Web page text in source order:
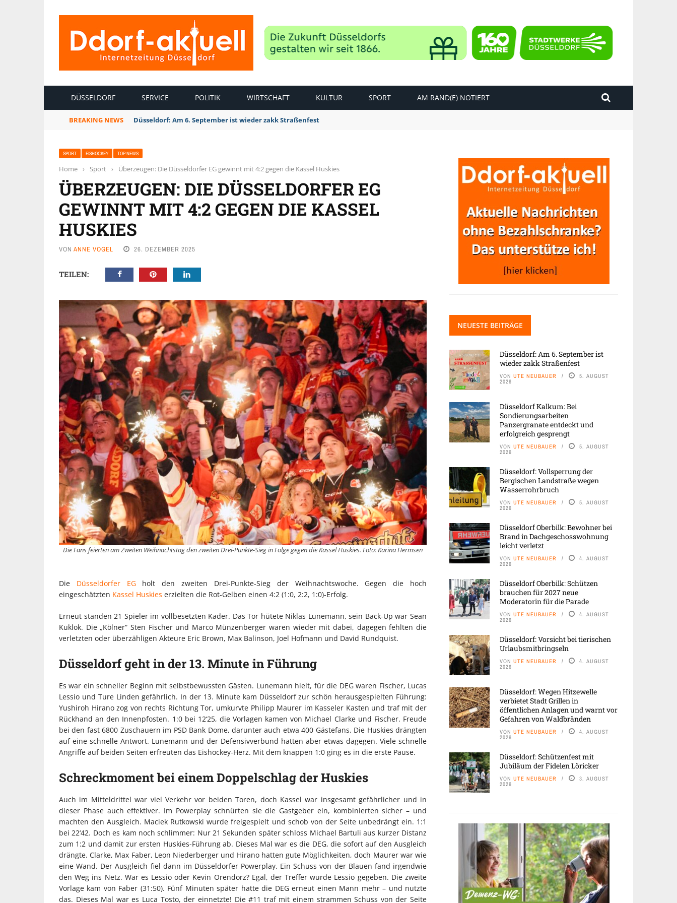
DÜSSELDORF SERVICE POLITIK WIRTSCHAFT KULTUR SPORT AM RAND(E) NOTIERT
BREAKING NEWS Düsseldorf: Am 6. September ist wieder zakk Straßenfest
SPORT EISHOCKEY TOP NEWS
Home › Sport › Überzeugen: Die Düsseldorfer EG gewinnt mit 4:2 gegen die Kassel Huskies
ÜBERZEUGEN: DIE DÜSSELDORFER EG
GEWINNT MIT 4:2 GEGEN DIE KASSEL
HUSKIES
VON ANNE VOGEL 26. DEZEMBER 2025
TEILEN:
Die Fans feierten am Zweiten Weihnachtstag den zweiten Drei-Punkte-Sieg in Folge gegen die Kassel Huskies. Foto: Karina Hermsen
Die Düsseldorfer EGholt den zweiten Drei-Punkte-Sieg der Weihnachtswoche. Gegen die hoch
eingeschätzten Kassel Huskies erzielten die Rot-Gelben einen 4:2 (1:0, 2:2, 1:0)-Erfolg.
Erneut standen 21 Spieler im vollbesetzten Kader. Das Tor hütete Niklas Lunemann, sein Back-Up war Sean
Kuklok. Die „Kölner“ Sten Fischer und Marco Münzenberger waren wieder mit dabei, dagegen fehlten die
verletzten oder überzähligen Akteure Eric Brown, Max Balinson, Joel Hofmann und David Rundquist.
Düsseldorf geht in der 13. Minute in Führung
Es war ein schneller Beginn mit selbstbewussten Gästen. Lunemann hielt, für die DEG waren Fischer, Lucas
Lessio und Ture Linden gefährlich. In der 13. Minute kam Düsseldorf zur schön herausgespielten Führung:
Yushiroh Hirano zog von rechts Richtung Tor, umkurvte Philipp Maurer im Kasseler Kasten und traf mit der
Rückhand an den Innenpfosten. 1:0 bei 12‘25, die Vorlagen kamen von Michael Clarke und Fischer. Freude
bei den fast 6800 Zuschauern im PSD Bank Dome, darunter auch etwa 400 Gästefans. Die Huskies drängten
auf eine schnelle Antwort. Lunemann und der Defensivverbund hatten aber etwas dagegen. Viele schnelle
Angriffe auf beiden Seiten erfreuten das Eishockey-Herz. Mit dem knappen 1:0 ging es in die erste Pause.
Schreckmoment bei einem Doppelschlag der Huskies
Auch im Mitteldrittel war viel Verkehr vor beiden Toren, doch Kassel war insgesamt gefährlicher und in
dieser Phase auch effektiver. Im Powerplay schnürten sie die Gastgeber ein, kombinierten sicher – und
machten den Ausgleich. Maciek Rutkowski wurde freigespielt und schob von der Seite unbedrängt ein. 1:1
bei 22‘42. Doch es kam noch schlimmer: Nur 21 Sekunden später schloss Michael Bartuli aus kurzer Distanz
zum 1:2 und damit zur ersten Huskies-Führung ab. Dieses Mal war es die DEG, die sofort auf den Ausgleich
drängte. Clarke, Max Faber, Leon Niederberger und Hirano hatten gute Möglichkeiten, doch Maurer war wie
eine Wand. Der Ausgleich fiel dann im Düsseldorfer Powerplay. Ein Schuss von der Blauen fand irgendwie
den Weg ins Netz. War es Lessio oder Kevin Orendorz? Egal, der Treffer wurde Lessio gegeben. Die zweite
Vorlage kam von Faber (31:50). Fünf Minuten später hatte die DEG erneut einen Mann mehr – und nutzte
das. Dieses Mal war es Luca Tosto, der einnetzte! Die #11 traf mit einem strammen Schuss von der Seite
NEUESTE BEITRÄGE
Düsseldorf: Am 6. September ist
wieder zakk Straßenfest
VON UTE NEUBAUER 5. AUGUST
2026
Düsseldorf Kalkum: Bei
Sondierungsarbeiten
Panzergranate entdeckt und
erfolgreich gesprengt
VON UTE NEUBAUER 5. AUGUST
2026
Düsseldorf: Vollsperrung der
Bergischen Landstraße wegen
Wasserrohrbruch
VON UTE NEUBAUER 5. AUGUST
2026
Düsseldorf Oberbilk: Bewohner bei
Brand in Dachgeschosswohnung
leicht verletzt
VON UTE NEUBAUER 4. AUGUST
2026
Düsseldorf Oberbilk: Schützen
brauchen für 2027 neue
Moderatorin für die Parade
VON UTE NEUBAUER 4. AUGUST
2026
Düsseldorf: Vorsicht bei tierischen
Urlaubsmitbringseln
VON UTE NEUBAUER 4. AUGUST
2026
Düsseldorf: Wegen Hitzewelle
verbietet Stadt Grillen in
öffentlichen Anlagen und warnt vor
Gefahren von Waldbränden
VON UTE NEUBAUER 4. AUGUST
2026
Düsseldorf: Schützenfest mit
Jubiläum der Fidelen Löricker
VON UTE NEUBAUER 3. AUGUST
2026